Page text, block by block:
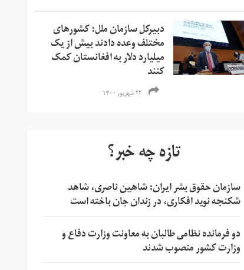
دبیرکل سازمان ملل: کشورهای
مختلف وعده دادند بیش از یک
میلیارد دلار به افغانستان کمک
کنند
۲۲ شهریور ۱۴۰۰
تازه چه خبر؟
سازمان حقوق بشر ایران: شاهین ناصری، شاهد
شکنجه نوید افکاری، در زندان جان باخته است
دو فرمانده نظامی طالبان به معاونت وزارت دفاع و
وزارت کشور منصوب شدند